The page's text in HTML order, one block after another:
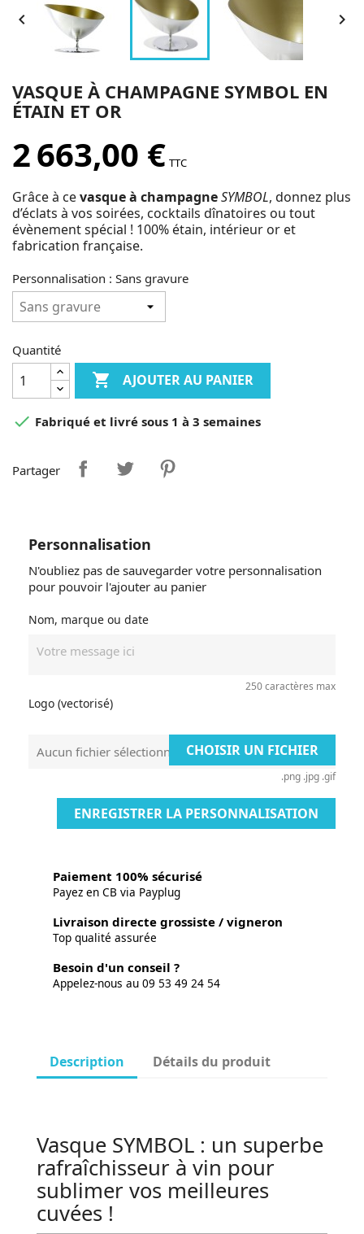
 
VASQUE À CHAMPAGNE SYMBOL EN
ÉTAIN ET OR
2 663,00 € TTC
Grâce à cevasque à champagneSYMBOL, donnez plus
d’éclats à vos soirées, cocktails dînatoires ou tout
évènement spécial ! 100% étain, intérieur or et
fabrication française.
Personnalisation : Sans gravure
Quantité
 AJOUTER AU PANIER
 Fabriqué et livré sous 1 à 3 semaines
Partager
Personnalisation
N'oubliez pas de sauvegarder votre personnalisation
pour pouvoir l'ajouter au panier
Nom, marque ou date
250 caractères max
Logo (vectorisé)
Aucun fichier sélectionné CHOISIR UN FICHIER
.png .jpg .gif
ENREGISTRER LA PERSONNALISATION
Paiement 100% sécurisé
Payez en CB via Payplug
Livraison directe grossiste / vigneron
Top qualité assurée
Besoin d'un conseil ?
Appelez-nous au 09 53 49 24 54
Description Détails du produit
Vasque SYMBOL : un superbe
rafraîchisseur à vin pour
sublimer vos meilleures
cuvées !